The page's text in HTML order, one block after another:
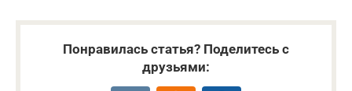
Понравилась статья? Поделитесь с
друзьями: